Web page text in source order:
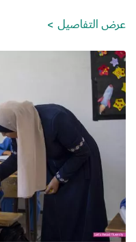
عرض التفاصيل
الصورة